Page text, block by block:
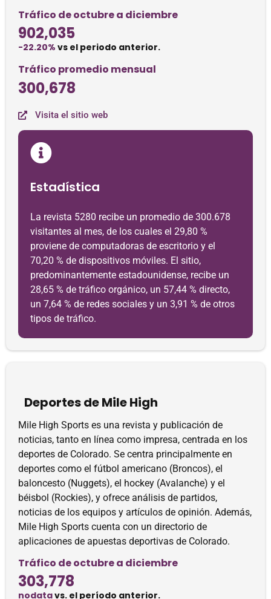
Tráfico de octubre a diciembre
902,035
-22.20% vs el periodo anterior.
Tráfico promedio mensual
300,678
Visita el sitio web
Estadística
La revista 5280 recibe un promedio de 300.678
visitantes al mes, de los cuales el 29,80 %
proviene de computadoras de escritorio y el
70,20 % de dispositivos móviles. El sitio,
predominantemente estadounidense, recibe un
28,65 % de tráfico orgánico, un 57,44 % directo,
un 7,64 % de redes sociales y un 3,91 % de otros
tipos de tráfico.
Deportes de Mile High
Mile High Sports es una revista y publicación de
noticias, tanto en línea como impresa, centrada en los
deportes de Colorado. Se centra principalmente en
deportes como el fútbol americano (Broncos), el
baloncesto (Nuggets), el hockey (Avalanche) y el
béisbol (Rockies), y ofrece análisis de partidos,
noticias de los equipos y artículos de opinión. Además,
Mile High Sports cuenta con un directorio de
aplicaciones de apuestas deportivas de Colorado.
Tráfico de octubre a diciembre
303,778
nodatavs. el período anterior.